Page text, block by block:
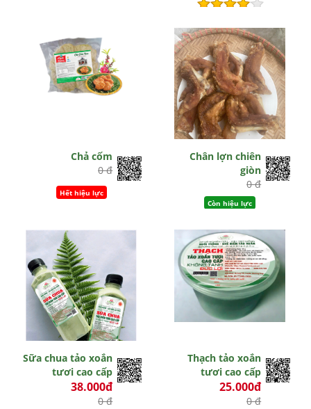
Chả cốm
0 đ
Hết hiệu lực
Chân lợn chiên
giòn
0 đ
Còn hiệu lực
Sữa chua tảo xoắn
tươi cao cấp
38.000đ
0 đ
Thạch tảo xoắn
tươi cao cấp
25.000đ
0 đ